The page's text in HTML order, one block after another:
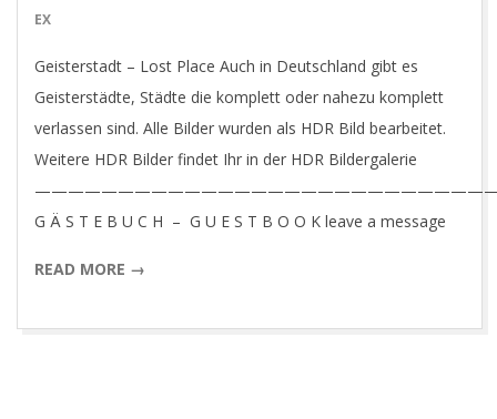
T
A
L
P
H
O
08-
EX
Geisterstadt – Lost Place Auch in Deutschland gibt es
Geisterstädte, Städte die komplett oder nahezu komplett
verlassen sind. Alle Bilder wurden als HDR Bild bearbeitet.
Weitere HDR Bilder findet Ihr in der HDR Bildergalerie
G Ä S T E B U C H – G U E S T B O O K leave a message
READ MORE →